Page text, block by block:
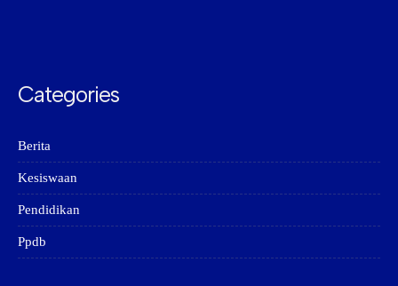
Categories
Berita
Kesiswaan
Pendidikan
Ppdb